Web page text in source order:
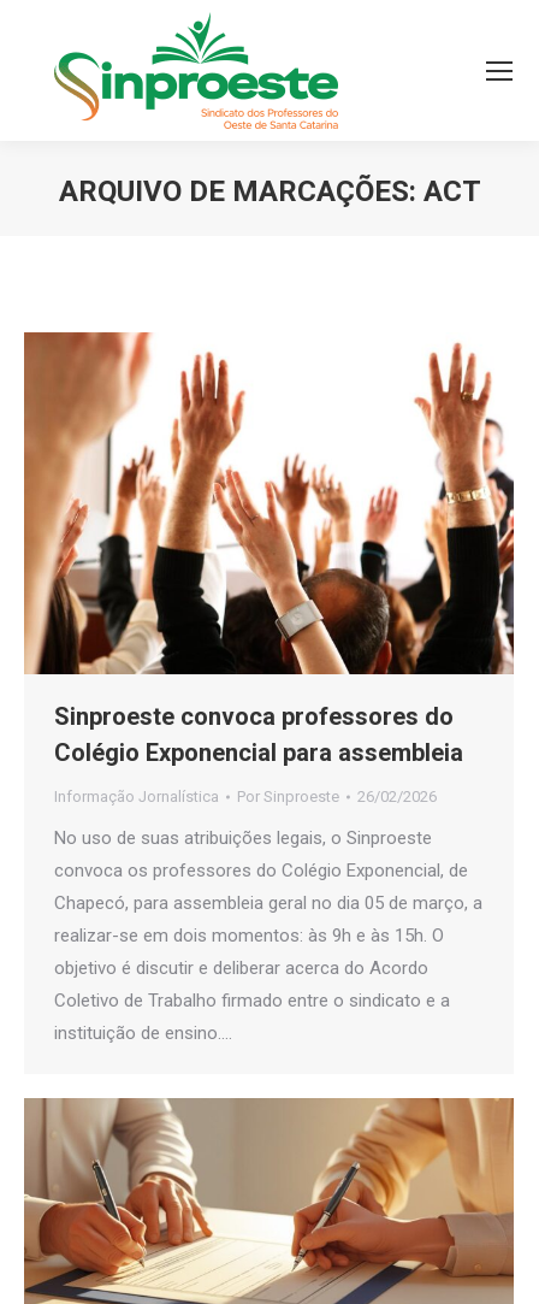
ARQUIVO DE MARCAÇÕES: ACT
Sinproeste convoca professores do
Colégio Exponencial para assembleia
Informação Jornalística Por Sinproeste 26/02/2026
No uso de suas atribuições legais, o Sinproeste
convoca os professores do Colégio Exponencial, de
Chapecó, para assembleia geral no dia 05 de março, a
realizar-se em dois momentos: às 9h e às 15h. O
objetivo é discutir e deliberar acerca do Acordo
Coletivo de Trabalho firmado entre o sindicato e a
instituição de ensino.…